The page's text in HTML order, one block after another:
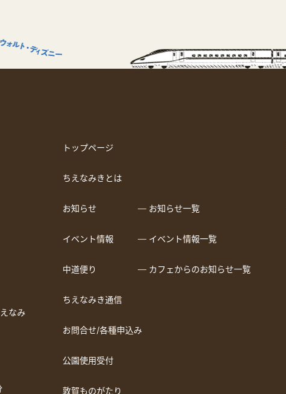
なみ
トップページ
ちえなみきとは
お知らせ ― お知らせ一覧
イベント情報 ― イベント情報一覧
中道便り ― カフェからのお知らせ一覧
ちえなみき通信
お問合せ/各種申込み
公園使用受付
敦賀ものがたり